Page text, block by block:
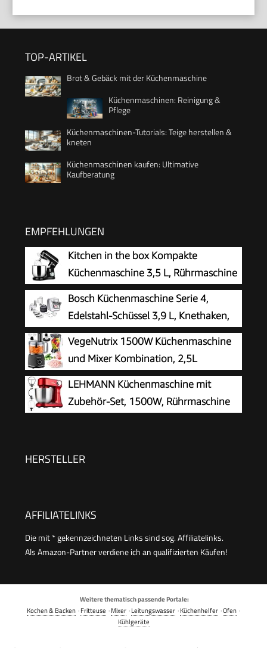
TOP-ARTIKEL
Brot & Gebäck mit der Küchenmaschine
Küchenmaschinen: Reinigung &
Pflege
Küchenmaschinen-Tutorials: Teige herstellen &
kneten
Küchenmaschinen kaufen: Ultimative
Kaufberatung
EMPFEHLUNGEN
Kitchen in the box Kompakte
Küchenmaschine 3,5 L, Rührmaschine
& Knetmaschine mit 10
Geschwindigkeiten, Leichte Teigmaschine mit
Knethaken, Rührhaken & Schneebesen, ideal für
kleine Küchen,Schwarz
Bosch Küchenmaschine Serie 4,
Edelstahl-Schüssel 3,9 L, Knethaken,
Schlag- und Rührbesen Edelstahl
spülmaschinenfest, Mixer 1,25 L,
Durchlaufschnitzler, 3 Scheiben, 1000 W, Weiß,
MUM58W20
VegeNutrix 1500W Küchenmaschine
und Mixer Kombination, 2,5L
Zerkleinerer für Fleisch, Gemüse und
Teig, 2L Standmixer mit Glasbehälter, 2
Geschwindigkeitsstufen&Pulsfunktion für
LEHMANN Küchenmaschine mit
Zubehör-Set, 1500W, Rührmaschine
Knetmaschine mit 3 Rühreinsätze und
HERSTELLER
AFFILIATELINKS
Die mit * gekennzeichneten Links sind sog. Affiliatelinks.
Als Amazon-Partner verdiene ich an qualifizierten Käufen!
Weitere thematisch passende Portale:
Kochen & Backen ·Fritteuse ·Mixer ·Leitungswasser ·Küchenhelfer ·Ofen ·
Kühlgeräte